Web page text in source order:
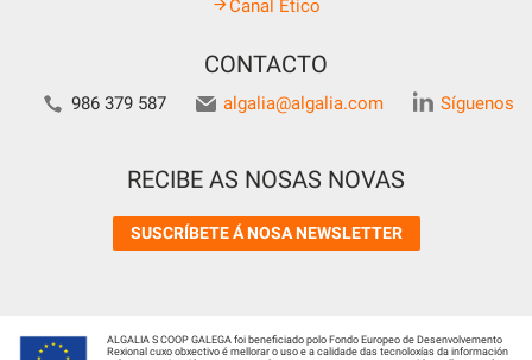
Canal Ético
CONTACTO
986 379 587 algalia@algalia.com Síguenos
RECIBE AS NOSAS NOVAS
SUSCRÍBETE Á NOSA NEWSLETTER
ALGALIA S COOP GALEGA foi beneficiado polo Fondo Europeo de Desenvolvemento
Rexional cuxo obxectivo é mellorar o uso e a calidade das tecnoloxías da información